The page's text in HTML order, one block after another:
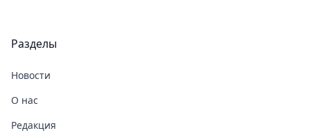
Разделы
Новости
О нас
Редакция